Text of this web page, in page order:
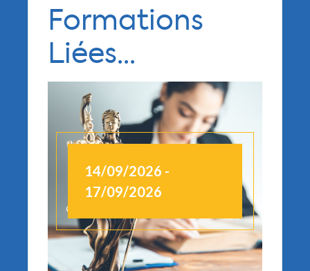
Formations
Liées...
14/09/2026 -
17/09/2026